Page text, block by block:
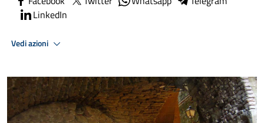
LinkedIn
Vedi azioni